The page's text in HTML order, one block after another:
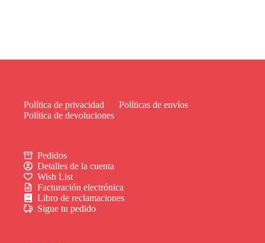
Política de privacidad
Políticas de envíos
Política de devoluciones
Pedidos
Detalles de la cuenta
Wish List
Facturación electrónica
Libro de reclamaciones
Sigue tu pedido